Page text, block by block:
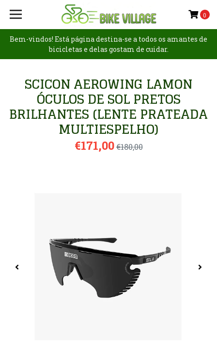
Bem-vindos! Está página destina-se a todos os amantes de
bicicletas e delas gostam de cuidar.
0
SCICON AEROWING LAMON
ÓCULOS DE SOL PRETOS
BRILHANTES (LENTE PRATEADA
MULTIESPELHO)
€171,00€180,00